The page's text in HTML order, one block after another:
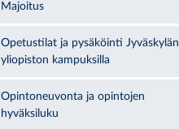
Majoitus
Opetustilat ja pysäköinti Jyväskylän
yliopiston kampuksilla
Opintoneuvonta ja opintojen
hyväksiluku